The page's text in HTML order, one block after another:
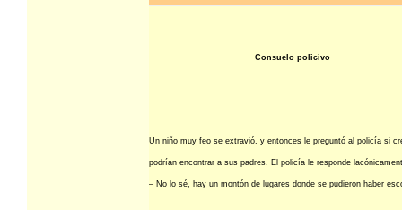
Consuelo policivo
Un niño muy feo se extravió, y entonces le preguntó al policía si
podrían encontrar a sus padres. El policía le responde
– No lo sé, hay un montón de lugares donde se pudieron haber